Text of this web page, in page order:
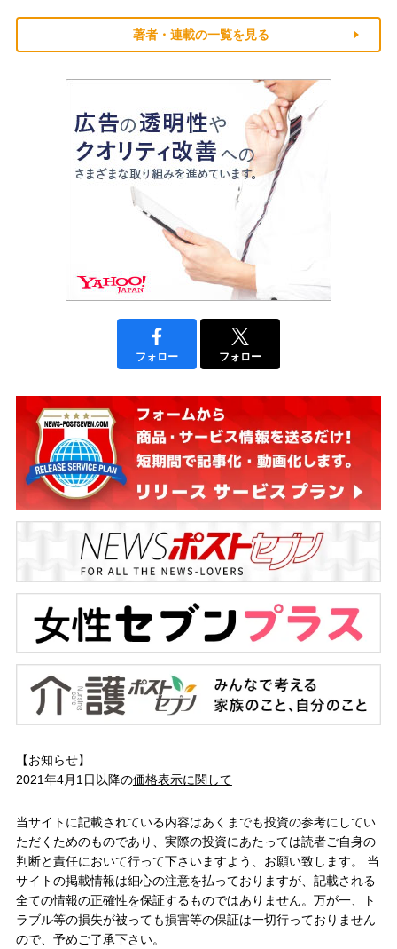
著者・連載の一覧を見る
フォロー フォロー
【お知らせ】
2021年4月1日以降の価格表示に関して
当サイトに記載されている内容はあくまでも投資の参考にしてい
ただくためのものであり、実際の投資にあたっては読者ご自身の
判断と責任において行って下さいますよう、お願い致します。 当
サイトの掲載情報は細心の注意を払っておりますが、記載される
全ての情報の正確性を保証するものではありません。万が一、ト
ラブル等の損失が被っても損害等の保証は一切行っておりません
ので、予めご了承下さい。